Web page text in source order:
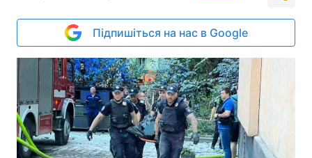
Підпишіться на нас в Google